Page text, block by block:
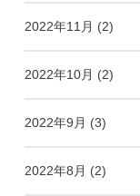
2022年11月 (2)
2022年10月 (2)
2022年9月 (3)
2022年8月 (2)